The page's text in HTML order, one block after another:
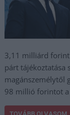
3,11 milliárd
párt tájékoztatása
magánszemélytől
98 millió forintot
TOVÁBB OLVASOM